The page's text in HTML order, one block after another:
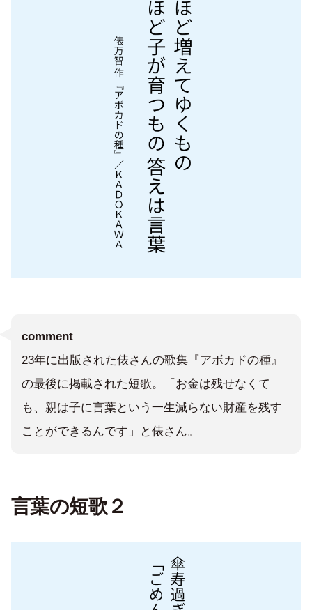
comment
23年に出版された俵さんの歌集『アボカドの種』
の最後に掲載された短歌。「お金は残せなくて
も、親は子に言葉という一生減らない財産を残す
ことができるんです」と俵さん。
言葉の短歌２